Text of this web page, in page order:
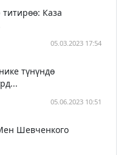
Каза
05.03.2023 17:54
түнүндө
05.06.2023 10:51
Шевченкого